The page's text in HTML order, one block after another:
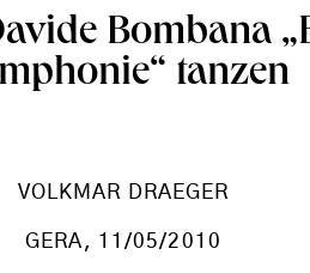
Bombana
tanzen
VOLKMAR DRAEGER
GERA , 11/05/2010